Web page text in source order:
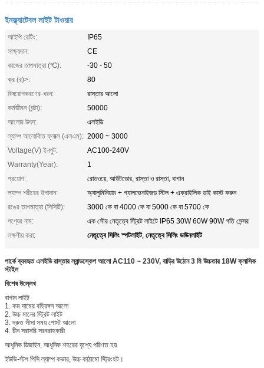
ইনফ্ল্যাটেবল লাইট টাওয়ার
আইপি রেটিং:
IP65
সাক্ষ্যদান:
CE
কাজের তাপমাত্রা (℃):
-30 - 50
ক্র (র)>:
80
বিষয়োপকরণের-ধরন:
রাস্তার আলো
কর্মজীবন (ঘন্টা):
50000
আলোর উৎস:
এলইডি
ল্যাম্প আলোকিত ফ্লাক্স (এলএম): 2000 ~ 3000
Voltage(V) ইনপুট:
AC100-240V
Warranty(Year):
1
প্রয়োগ:
রোডওয়ে, আউটডোর, রাস্তা ও রাস্তা, বাগান
ল্যাম্প শরীরের উপাদান:
অ্যালুমিনিয়াম + গ্যালভেনাইজড স্টিল + এক্রাইলিক ডাই কাস্ট করুন
রঙের তাপমাত্রা (সিসিটি):
3000 কে বা 4000 কে বা 5000 কে বা 5700 কে
পণ্যের নাম:
এক সৌর নেতৃত্বে স্ট্রিট লাইটে IP65 30W 60W 90W গতি সেন্সর
লক্ষণীয় করা:
নেতৃত্বে সিলিং স্পটলাইট, নেতৃত্বে সিলিং ডাউনলাইট
পার্কে ব্যবহৃত এলইডি রাস্তার ল্যান্ডস্কেপ আলো AC110 ~ 230V, বাড়ির উঠোন 3 মি উচ্চতার 18W ক্লাসিক
স্টাইল
বিশেষ উল্লেখ
বাগান লাইট
1. কম দামের বহিরঙ্গন আলো
2. উচ্চ মানের স্ট্রিট লাইট
3. দ্রুত সীসা সময় পোস্ট আলো
4. চীন সরাসরি সরবরাহকারী
আধুনিক ডিজাইন, আধুনিক শহরের দৃশ্যে পরিণত হয়
ইউভি-স্টপ পিসি ল্যাম্প কভার, উচ্চ কাঠামো স্ট্রিংহট।